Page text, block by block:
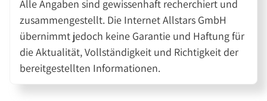
Alle Angaben sind gewissenhaft recherchiert und
zusammengestellt. Die Internet Allstars GmbH
übernimmt jedoch keine Garantie und Haftung für
die Aktualität, Vollständigkeit und Richtigkeit der
bereitgestellten Informationen.